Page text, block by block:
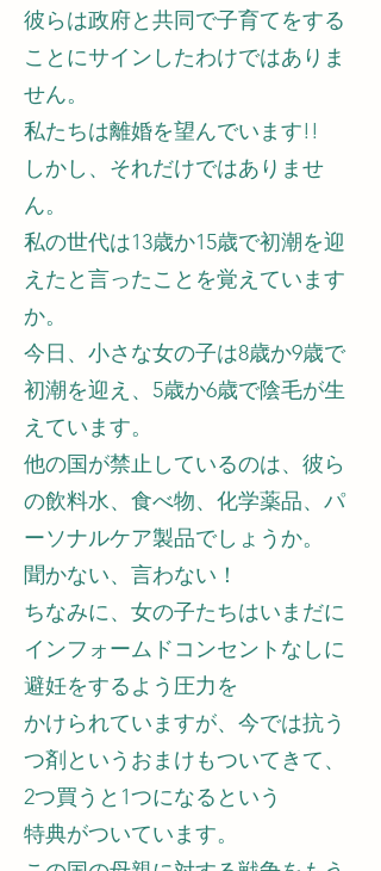
彼らは政府と共同で子育てをする
ことにサインしたわけではありま
せん。
私たちは離婚を望んでいます!!
しかし、それだけではありませ
ん。
私の世代は13歳か15歳で初潮を迎
えたと言ったことを覚えています
か。
今日、小さな女の子は8歳か9歳で
初潮を迎え、5歳か6歳で陰毛が生
えています。
他の国が禁止しているのは、彼ら
の飲料水、食べ物、化学薬品、パ
ーソナルケア製品でしょうか。
聞かない、言わない！
ちなみに、女の子たちはいまだに
インフォームドコンセントなしに
避妊をするよう圧力を
かけられていますが、今では抗う
つ剤というおまけもついてきて、
2つ買うと1つになるという
特典がついています。